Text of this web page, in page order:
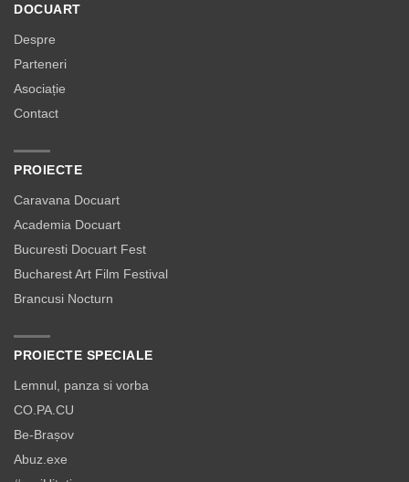
DOCUART
Despre
Parteneri
Asociație
Contact
PROIECTE
Caravana Docuart
Academia Docuart
Bucuresti Docuart Fest
Bucharest Art Film Festival
Brancusi Nocturn
PROIECTE SPECIALE
Lemnul, panza si vorba
CO.PA.CU
Be-Brașov
Abuz.exe